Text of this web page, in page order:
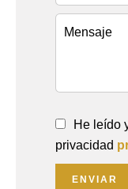
He leído
privacidad
ENVIAR